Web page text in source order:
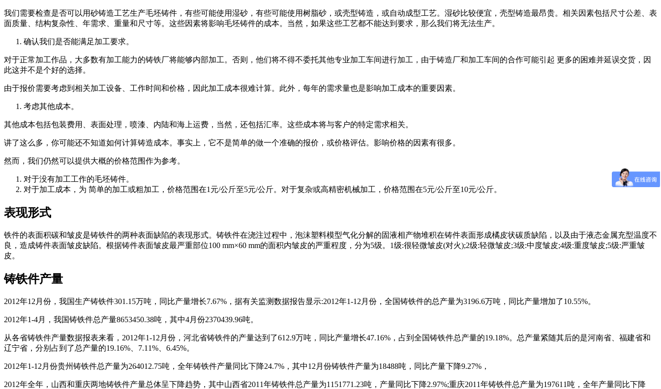
我们需要检查是否可以用砂铸造工艺生产毛坯铸件，有些可能使用湿砂，有些可能使用树脂砂，或壳型铸造，或自动成型工艺。湿砂比较便宜，壳型铸造最昂贵。相关因素包括尺寸公差、表
面质量、结构复杂性、年需求、重量和尺寸等。这些因素将影响毛坯铸件的成本。当然，如果这些工艺都不能达到要求，那么我们将无法生产。
确认我们是否能满足加工要求。
对于正常加工作品，大多数有加工能力的铸铁厂将能够内部加工。否则，他们将不得不委托其他专业加工车间进行加工，由于铸造厂和加工车间的合作可能引起 更多的困难并延误交货，因
此这并不是个好的选择。
由于报价需要考虑到相关加工设备、工作时间和价格，因此加工成本很难计算。此外，每年的需求量也是影响加工成本的重要因素。
考虑其他成本。
其他成本包括包装费用、表面处理，喷漆、内陆和海上运费，当然，还包括汇率。这些成本将与客户的特定需求相关。
讲了这么多，你可能还不知道如何计算铸造成本。事实上，它不是简单的做一个准确的报价，或价格评估。影响价格的因素有很多。
然而，我们仍然可以提供大概的价格范围作为参考。
对于没有加工工作的毛坯铸件。
对于加工成本，为 简单的加工或粗加工，价格范围在1元/公斤至5元/公斤。对于复杂或高精密机械加工，价格范围在5元/公斤至10元/公斤。
表现形式
铁件的表面积碳和皱皮是铸铁件的两种表面缺陷的表现形式。铸铁件在浇注过程中，泡沫塑料模型气化分解的固液相产物堆积在铸件表面形成橘皮状碳质缺陷，以及由于液态金属充型温度不
良，造成铸件表面皱皮缺陷。根据铸件表面皱皮最严重部位100 mm×60 mm的面积内皱皮的严重程度，分为5级。1级:很轻微皱皮(对火);2级:轻微皱皮;3级:中度皱皮;4级:重度皱皮;5级:严重皱
皮。
铸铁件产量
2012年12月份，我国生产铸铁件301.15万吨，同比产量增长7.67%，据有关监测数据报告显示:2012年1-12月份，全国铸铁件的总产量为3196.6万吨，同比产量增加了10.55%。
2012年1-4月，我国铸铁件总产量8653450.38吨，其中4月份2370439.96吨。
从各省铸铁件产量数据报表来看，2012年1-12月份，河北省铸铁件的产量达到了612.9万吨，同比产量增长47.16%，占到全国铸铁件总产量的19.18%。总产量紧随其后的是河南省、福建省和
辽宁省，分别占到了总产量的19.16%、7.11%、6.45%。
2012年1-12月份贵州铸铁件总产量为264012.75吨，全年铸铁件产量同比下降24.7%，其中12月份铸铁件产量为18488吨，同比产量下降9.27%，
2012年全年，山西和重庆两地铸铁件产量总体呈下降趋势，其中山西省2011年铸铁件总产量为1151771.23吨，产量同比下降2.97%;重庆2011年铸铁件总产量为197611吨，全年产量同比下降